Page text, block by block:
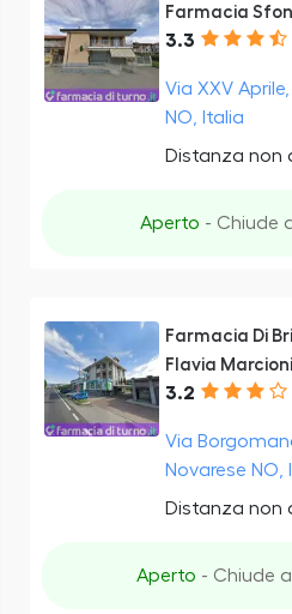
Farmacia
3.3
Via XXV
NO, Italia
Distanza non
Aperto - Chiude
Farmacia Di
Flavia Marcioni
3.2
Via
Novarese NO,
Distanza non
Aperto - Chiude